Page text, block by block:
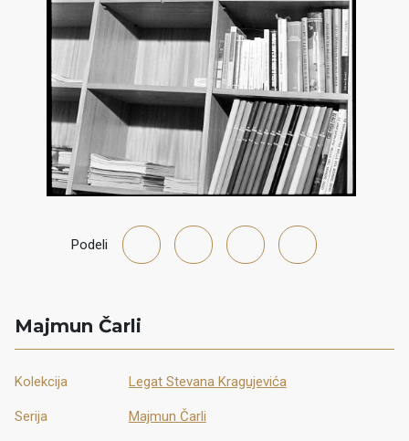
Podeli
Majmun Čarli
Kolekcija Legat Stevana Kragujevića
Serija Majmun Čarli